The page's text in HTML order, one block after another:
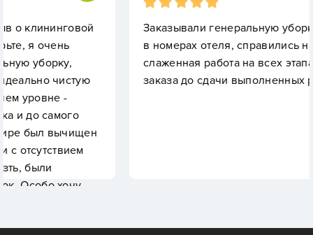
Заказывали генеральную уборку после
в номерах отеля, справились на 5+, четкая и
слаженная работа на всех этапах от приема
заказа до сдачи выполненных работ.